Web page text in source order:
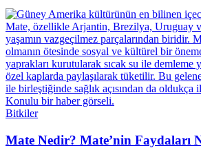
Bitkiler
Mate Nedir? Mate’nin Faydaları